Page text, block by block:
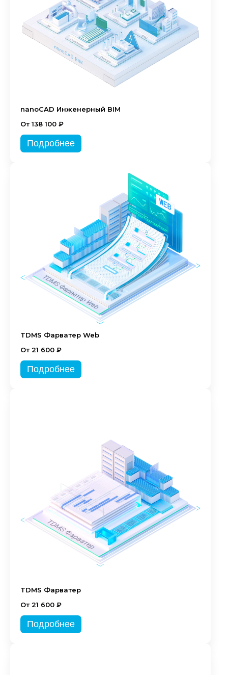
nanoCAD Инженерный BIM
От 138 100 ₽
Подробнее
TDMS Фарватер Web
От 21 600 ₽
Подробнее
TDMS Фарватер
От 21 600 ₽
Подробнее